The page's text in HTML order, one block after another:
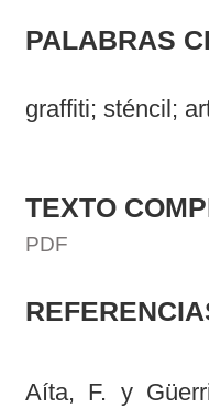
PALABRAS
graffiti; sténcil;
TEXTO
PDF
Aíta, F. y